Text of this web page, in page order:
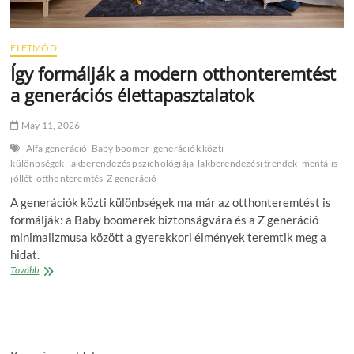
ÉLETMÓD
Így formálják a modern otthonteremtést
a generációs élettapasztalatok
May 11, 2026
Alfa generáció Baby boomer generációk közti
különbségek lakberendezés pszichológiája lakberendezési trendek mentális
jóllét otthonteremtés Z generáció
A generációk közti különbségek ma már az otthonteremtést is
formálják: a Baby boomerek biztonságvára és a Z generáció
minimalizmusa között a gyerekkori élmények teremtik meg a
hidat.
TovábbÍgy